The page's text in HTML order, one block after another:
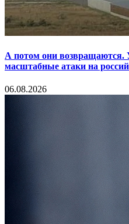
А потом они возвращаются.
масштабные атаки на
06.08.2026